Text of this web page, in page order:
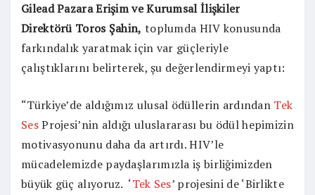
Gilead Pazara Erişim ve Kurumsal İlişkiler
Direktörü Toros Şahin, toplumda HIV konusunda
farkındalık yaratmak için var güçleriyle
çalıştıklarını belirterek, şu değerlendirmeyi yaptı:
“Türkiye’de aldığımız ulusal ödüllerin ardından Tek
SesProjesi’nin aldığı uluslararası bu ödül hepimizin
motivasyonunu daha da artırdı. HIV’le
mücadelemizde paydaşlarımızla iş birliğimizden
büyük güç alıyoruz. ‘Tek Ses’ projesini de ‘Birlikte